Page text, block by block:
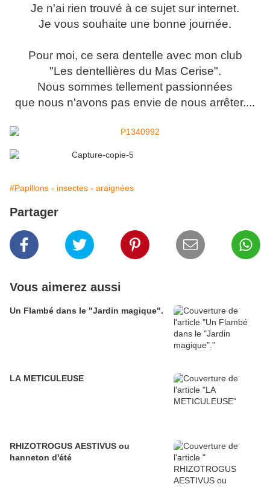
Je n'ai rien trouvé à ce sujet sur internet.
Je vous souhaite une bonne journée.
Pour moi, ce sera dentelle avec mon club
"Les dentellières du Mas Cerise".
Nous sommes tellement passionnées
que nous n'avons pas envie de nous arrêter....
#Papillons - insectes - araignées
Partager
Vous aimerez aussi
Un Flambé dans le "Jardin magique".
LA METICULEUSE
RHIZOTROGUS AESTIVUS ou
hanneton d'été